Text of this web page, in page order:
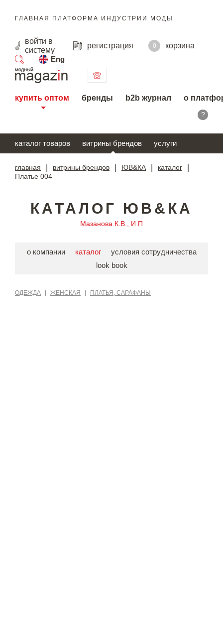
ГЛАВНАЯ ПЛАТФОРМА ИНДУСТРИИ МОДЫ
войти в
систему
регистрация 0
корзина
Eng
поиск
купить оптом бренды b2b журнал о
?
каталог товаров витрины брендов услуги
главная витрины брендов ЮВ&КА каталог
Платье 004
КАТАЛОГ ЮВ&КА
Мазанова К.В., И П
о компании каталог
условия сотрудничества
look book
ОДЕЖДА ЖЕНСКАЯ ПЛАТЬЯ, САРАФАНЫ